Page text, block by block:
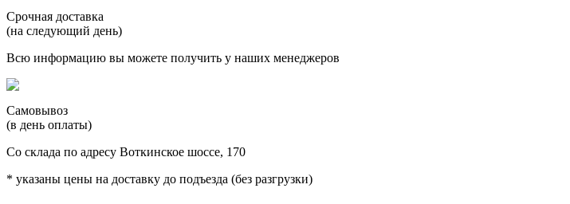
Срочная доставка
(на следующий день)
Всю информацию вы можете получить у наших менеджеров
Самовывоз
(в день оплаты)
Со склада по адресу Воткинское шоссе, 170
* указаны цены на доставку до подъезда (без разгрузки)